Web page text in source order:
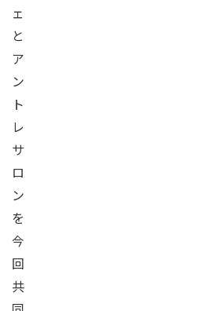
ェ
と
ア
ン
ト
レ
サ
ロ
ン
を
今
回
共